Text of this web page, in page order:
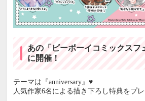
あの「ビーボーイコミックスフ
に開催！
テーマは『anniversary』♥
人気作家6名による描き下ろし特典をプレ